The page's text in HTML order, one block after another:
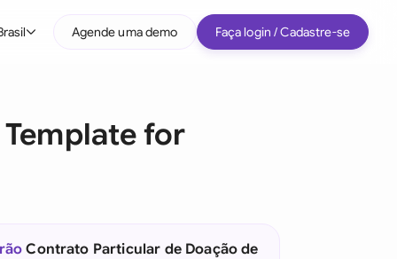
Médio porte
Agende uma demo Faça login / Cadastre-se
for
Contrato Particular de Doação de